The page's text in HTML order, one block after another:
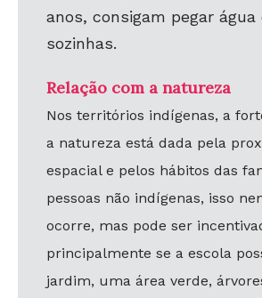
anos, consigam pegar água
sozinhas.
Relação com a natureza
Nos territórios indígenas, a
a natureza está dada pela
espacial e pelos hábitos das
pessoas não indígenas, isso
ocorre, mas pode ser
principalmente se a escola
jardim, uma área verde,